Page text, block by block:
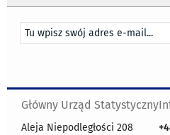
Główny Urząd Statystyczny
Aleja Niepodległości 208